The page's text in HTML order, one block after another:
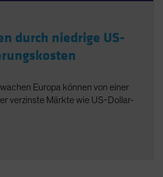
durch niedrige US-
Europa können von einer
verzinste Märkte wie US-Dollar-